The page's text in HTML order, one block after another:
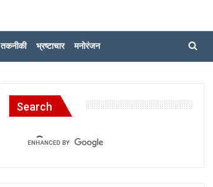
तकनीकी भ्रष्टाचार मनोरंजन
Search